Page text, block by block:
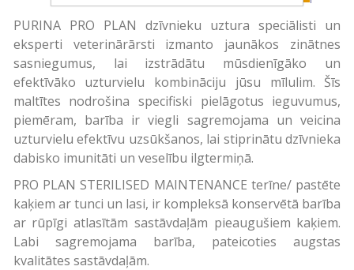
PURINA PRO PLAN dzīvnieku uztura speciālisti un
eksperti veterinārārsti izmanto jaunākos zinātnes
sasniegumus, lai izstrādātu mūsdienīgāko un
efektīvāko uzturvielu kombināciju jūsu mīlulim. Šīs
maltītes nodrošina specifiski pielāgotus ieguvumus,
piemēram, barība ir viegli sagremojama un veicina
uzturvielu efektīvu uzsūkšanos, lai stiprinātu dzīvnieka
dabisko imunitāti un veselību ilgtermiņā.
PRO PLAN STERILISED MAINTENANCE terīne/ pastēte
kaķiem ar tunci un lasi, ir kompleksā konservētā barība
ar rūpīgi atlasītām sastāvdaļām pieaugušiem kaķiem.
Labi sagremojama barība, pateicoties augstas
kvalitātes sastāvdaļām.